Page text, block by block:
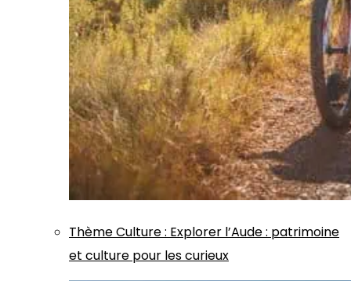
ThèmeCulture: Explorer l’Aude : patrimoine
et culture pour les curieux